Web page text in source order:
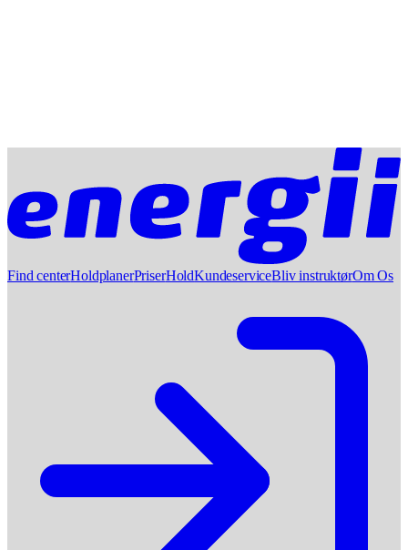
Find centerHoldplanerPriserHoldKundeserviceBliv instruktørOm Os